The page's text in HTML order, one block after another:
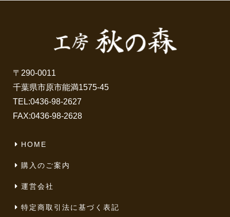
〒290-0011
千葉県市原市能満1575-45
TEL:0436-98-2627
FAX:0436-98-2628
HOME
購入のご案内
運営会社
特定商取引法に基づく表記